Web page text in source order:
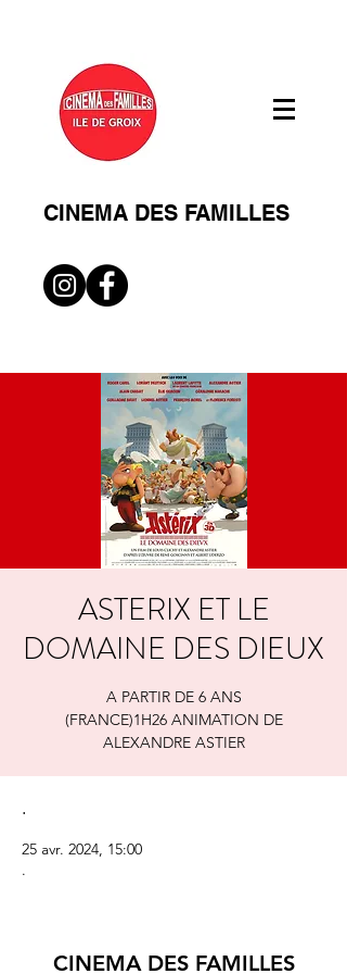
CINEMA DES FAMILLES
ASTERIX ET LE
DOMAINE DES DIEUX
A PARTIR DE 6 ANS
(FRANCE)1H26 ANIMATION DE
ALEXANDRE ASTIER
.
25 avr. 2024, 15:00
.
CINEMA DES FAMILLES